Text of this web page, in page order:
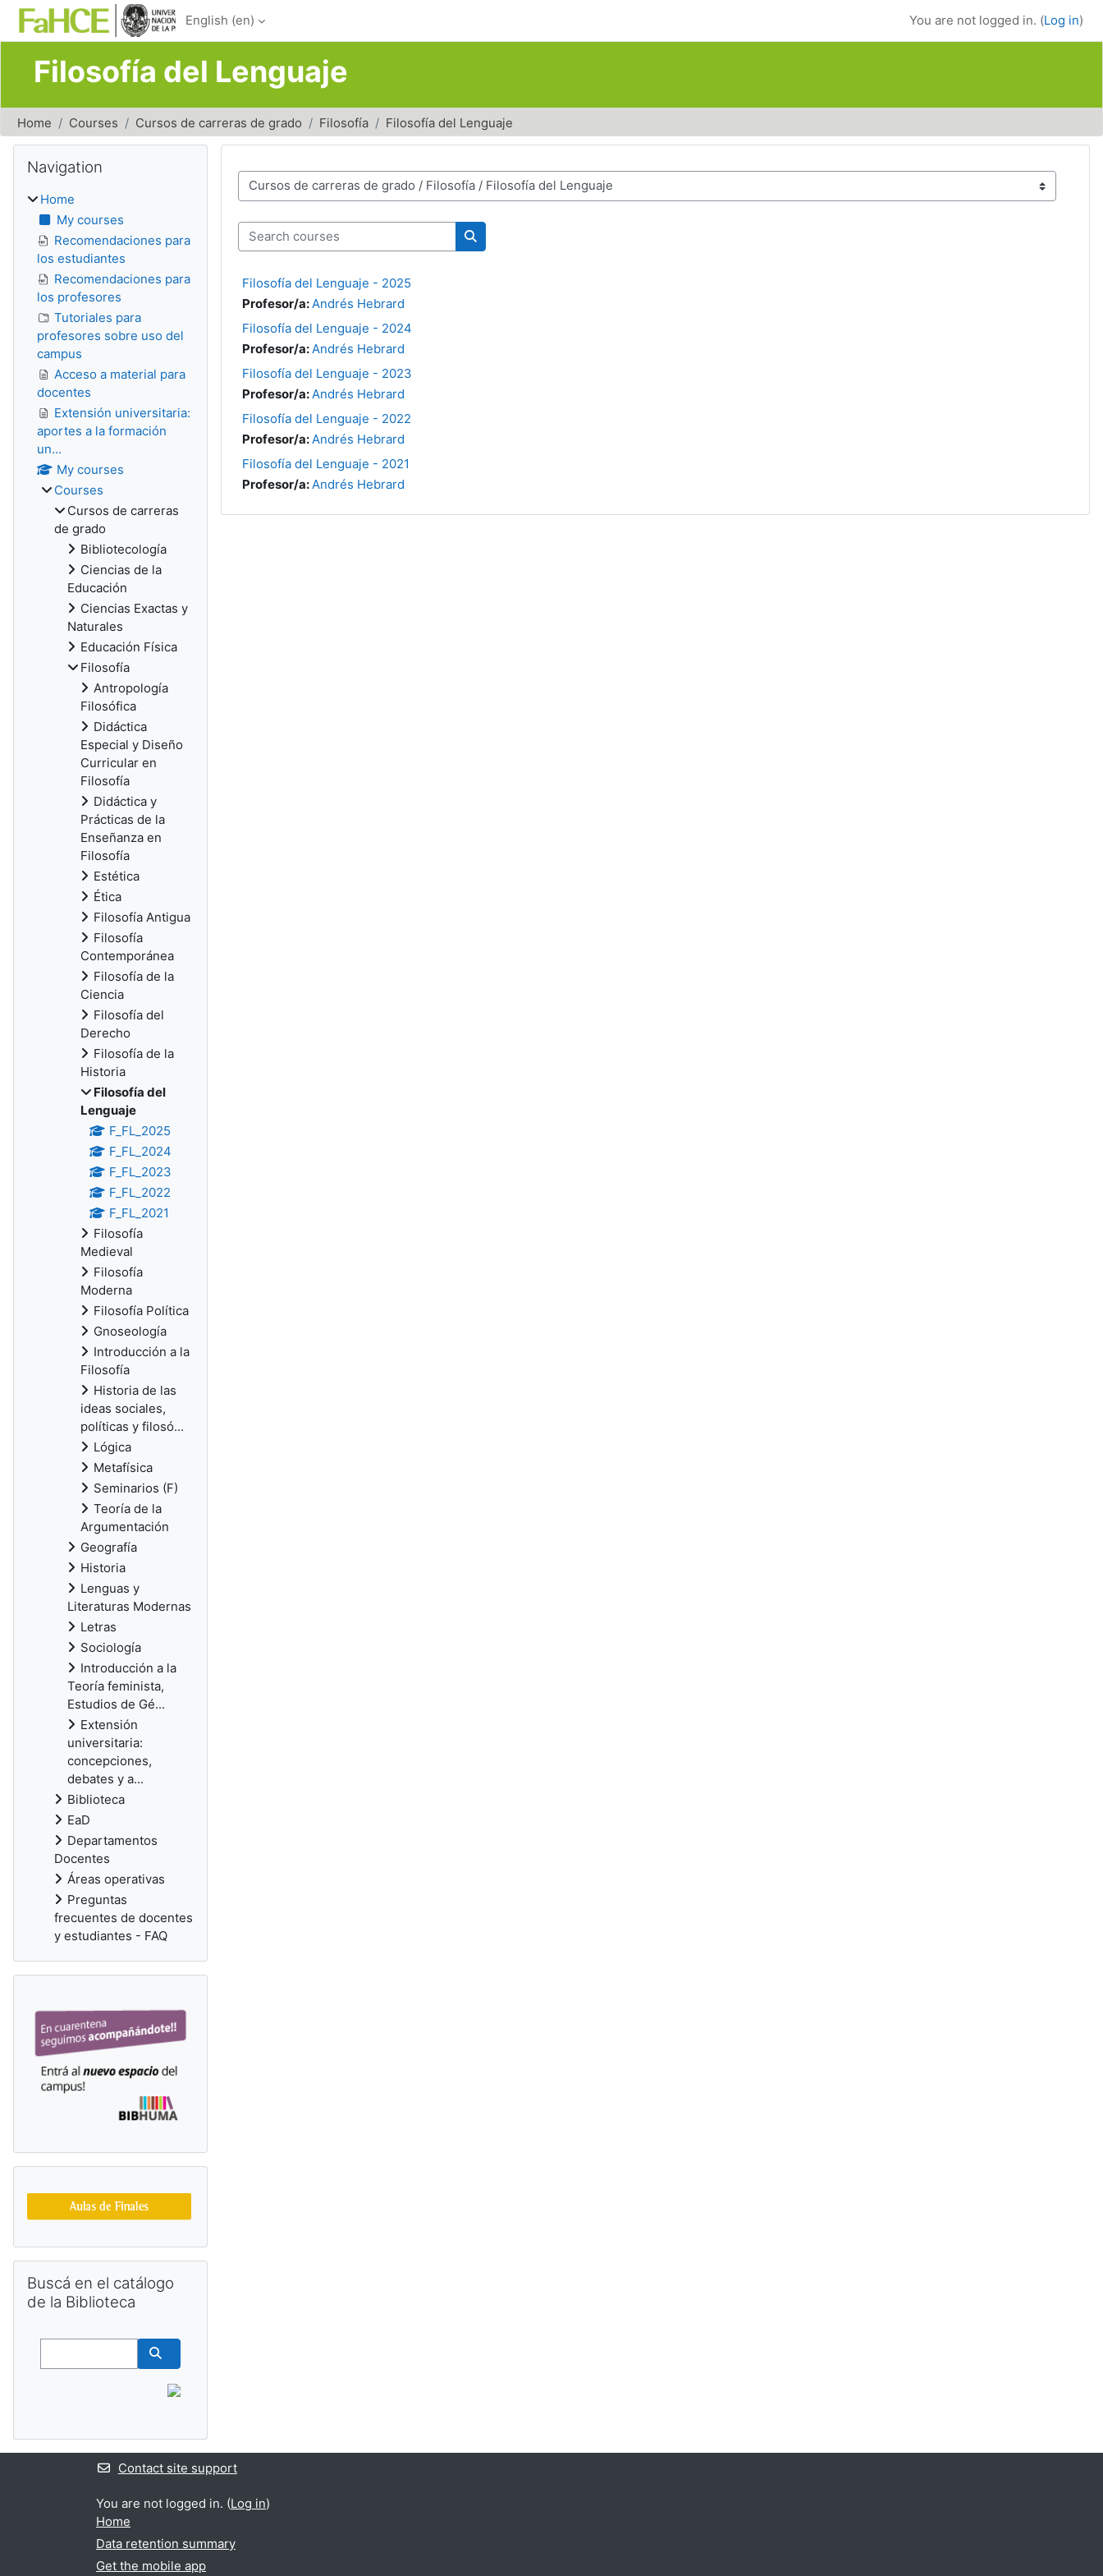
Skip to main content
English ‎(en)‎ You are not logged in. (Log in)
Filosofía del Lenguaje
Home Courses Cursos de carreras de grado Filosofía Filosofía del Lenguaje
Course categories
Search courses
Search courses
Filosofía del Lenguaje - 2025
Profesor/a:Andrés Hebrard
Filosofía del Lenguaje - 2024
Profesor/a:Andrés Hebrard
Filosofía del Lenguaje - 2023
Profesor/a:Andrés Hebrard
Filosofía del Lenguaje - 2022
Profesor/a:Andrés Hebrard
Filosofía del Lenguaje - 2021
Profesor/a:Andrés Hebrard
Blocks
Navigation
Home
My courses
Recomendaciones para
los estudiantes
Recomendaciones para
los profesores
Tutoriales para
profesores sobre uso del
campus
Acceso a material para
docentes
Extensión universitaria:
aportes a la formación
un...
My courses
Courses
Cursos de carreras
de grado
Bibliotecología
Ciencias de la
Educación
Ciencias Exactas y
Naturales
Educación Física
Filosofía
Antropología
Filosófica
Didáctica
Especial y Diseño
Curricular en
Filosofía
Didáctica y
Prácticas de la
Enseñanza en
Filosofía
Estética
Ética
Filosofía Antigua
Filosofía
Contemporánea
Filosofía de la
Ciencia
Filosofía del
Derecho
Filosofía de la
Historia
Filosofía del
Lenguaje
F_FL_2025
F_FL_2024
F_FL_2023
F_FL_2022
F_FL_2021
Filosofía
Medieval
Filosofía
Moderna
Filosofía Política
Gnoseología
Introducción a la
Filosofía
Historia de las
ideas sociales,
políticas y filosó...
Lógica
Metafísica
Seminarios (F)
Teoría de la
Argumentación
Geografía
Historia
Lenguas y
Literaturas Modernas
Letras
Sociología
Introducción a la
Teoría feminista,
Estudios de Gé...
Extensión
universitaria:
concepciones,
debates y a...
Biblioteca
EaD
Departamentos
Docentes
Áreas operativas
Preguntas
frecuentes de docentes
y estudiantes - FAQ
Buscá en el catálogo
de la Biblioteca
Buscar
Buscar cursos
Contact site support
You are not logged in. (Log in)
Home
Data retention summary
Get the mobile app